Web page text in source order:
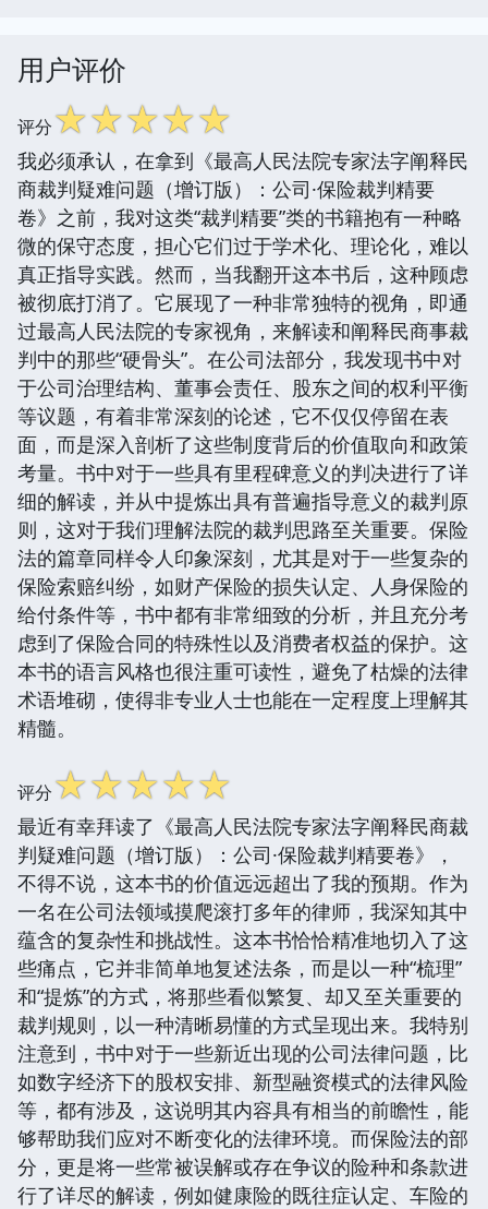
用户评价
评分☆☆☆☆☆
我必须承认，在拿到《最高人民法院专家法字阐释民
商裁判疑难问题（增订版）：公司·保险裁判精要
卷》之前，我对这类“裁判精要”类的书籍抱有一种略
微的保守态度，担心它们过于学术化、理论化，难以
真正指导实践。然而，当我翻开这本书后，这种顾虑
被彻底打消了。它展现了一种非常独特的视角，即通
过最高人民法院的专家视角，来解读和阐释民商事裁
判中的那些“硬骨头”。在公司法部分，我发现书中对
于公司治理结构、董事会责任、股东之间的权利平衡
等议题，有着非常深刻的论述，它不仅仅停留在表
面，而是深入剖析了这些制度背后的价值取向和政策
考量。书中对于一些具有里程碑意义的判决进行了详
细的解读，并从中提炼出具有普遍指导意义的裁判原
则，这对于我们理解法院的裁判思路至关重要。保险
法的篇章同样令人印象深刻，尤其是对于一些复杂的
保险索赔纠纷，如财产保险的损失认定、人身保险的
给付条件等，书中都有非常细致的分析，并且充分考
虑到了保险合同的特殊性以及消费者权益的保护。这
本书的语言风格也很注重可读性，避免了枯燥的法律
术语堆砌，使得非专业人士也能在一定程度上理解其
精髓。
评分☆☆☆☆☆
最近有幸拜读了《最高人民法院专家法字阐释民商裁
判疑难问题（增订版）：公司·保险裁判精要卷》，
不得不说，这本书的价值远远超出了我的预期。作为
一名在公司法领域摸爬滚打多年的律师，我深知其中
蕴含的复杂性和挑战性。这本书恰恰精准地切入了这
些痛点，它并非简单地复述法条，而是以一种“梳理”
和“提炼”的方式，将那些看似繁复、却又至关重要的
裁判规则，以一种清晰易懂的方式呈现出来。我特别
注意到，书中对于一些新近出现的公司法律问题，比
如数字经济下的股权安排、新型融资模式的法律风险
等，都有涉及，这说明其内容具有相当的前瞻性，能
够帮助我们应对不断变化的法律环境。而保险法的部
分，更是将一些常被误解或存在争议的险种和条款进
行了详尽的解读，例如健康险的既往症认定、车险的